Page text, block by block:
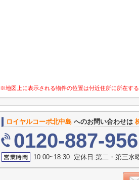
※地図上に表示される物件の位置は付近住所に所在す
ロイヤルコーポ北中島 へのお問い合わせは
0120-887-956
10:00~18:30 定休日:第二・第三水